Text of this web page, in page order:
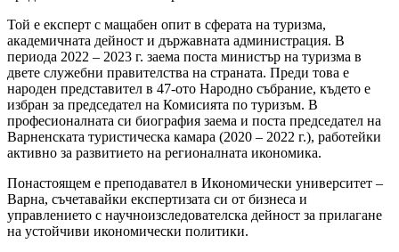
Той е експерт с мащабен опит в сферата на туризма,
академичната дейност и държавната администрация. В
периода 2022 – 2023 г. заема поста министър на туризма в
двете служебни правителства на страната. Преди това е
народен представител в 47-ото Народно събрание, където е
избран за председател на Комисията по туризъм. В
професионалната си биография заема и поста председател на
Варненската туристическа камара (2020 – 2022 г.), работейки
активно за развитието на регионалната икономика.
Понастоящем е преподавател в Икономически университет –
Варна, съчетавайки експертизата си от бизнеса и
управлението с научноизследователска дейност за прилагане
на устойчиви икономически политики.